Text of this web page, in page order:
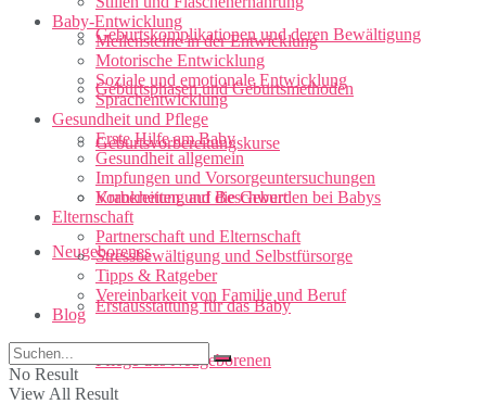
Geburtskomplikationen und deren Bewältigung
Geburtsphasen und Geburtsmethoden
Geburtsvorbereitungskurse
Vorbereitung auf die Geburt
Neugeborenes
Erstausstattung für das Baby
Pflege des Neugeborenen
Baby-Entwicklung
Meilensteine in der Entwicklung
Motorische Entwicklung
Soziale und emotionale Entwicklung
Sprachentwicklung
Gesundheit und Pflege
Erste Hilfe am Baby
Gesundheit allgemein
Impfungen und Vorsorgeuntersuchungen
Krankheiten und Beschwerden bei Babys
Elternschaft
Partnerschaft und Elternschaft
Stressbewältigung und Selbstfürsorge
Tipps & Ratgeber
Vereinbarkeit von Familie und Beruf
Blog
No Result
View All Result